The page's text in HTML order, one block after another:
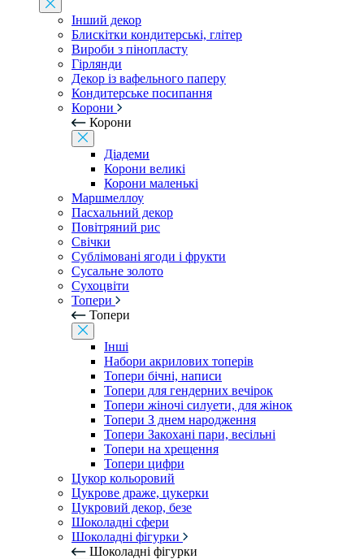
Інший декор
Блискітки кондитерські, глітер
Вироби з пінопласту
Гірлянди
Декор із вафельного паперу
Кондитерське посипання
Корони
Корони
Діадеми
Корони великі
Корони маленькі
Маршмеллоу
Пасхальний декор
Повітряний рис
Свічки
Сублімовані ягоди і фрукти
Сусальне золото
Сухоцвіти
Топери
Топери
Інші
Набори акрилових топерів
Топери бічні, написи
Топери для гендерних вечірок
Топери жіночі силуети, для жінок
Топери З днем ​​народження
Топери Закохані пари, весільні
Топери на хрещення
Топери цифри
Цукор кольоровий
Цукрове драже, цукерки
Цукровий декор, безе
Шоколадні сфери
Шоколадні фігурки
Шоколадні фігурки